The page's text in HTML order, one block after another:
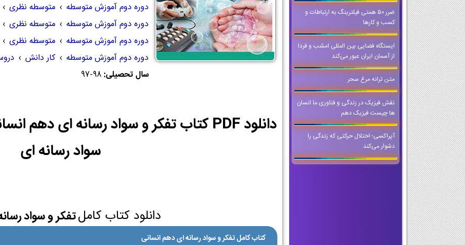
ضرر ۵۰ همتی فیلترینگ به ارتباطات و
کسب و کارها
ایستگاه فضایی بین المللی امشب و فردا
از آسمان ایران عبور می‌کند
متن ترانه مرغ سحر
نقش فیزیک در زندگی و فناوری ما انسان
ها چیست فیزیک دهم
آپراکسی؛ اختلال حرکتی که زندگی را
دشوار می‌کند
دوره دوم آموزش متوسطه › متوسطه نظری ›
دوره دوم آموزش متوسطه › متوسطه نظری ›
دوره دوم آموزش متوسطه › متوسطه نظری ›
دوره دوم آموزش متوسطه › کار دانش ›
سال تحصیلی:97-98
سواد رسانه ای
دانلود کتاب کاملتفکر و سواد
کتاب کامل تفکر و سواد رسانه ای دهم انسانی